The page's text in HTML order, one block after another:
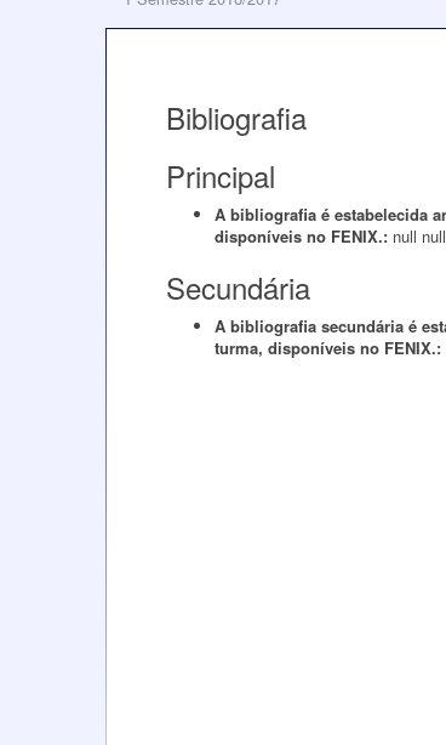
Bibliografia
Principal
A bibliografia é estabelecida
disponíveis no FENIX.: null null
Secundária
A bibliografia secundária é
turma, disponíveis no FENIX.: